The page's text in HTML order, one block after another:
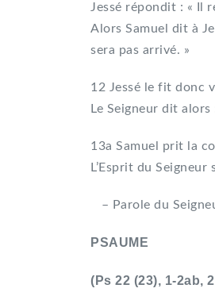
Jessé répondit : « Il
Alors Samuel dit à
sera pas arrivé. »
12 Jessé le fit donc
Le Seigneur dit
13a Samuel prit la
L’Esprit du
– Parole du
PSAUME
(Ps 22 (23), 1-2ab,